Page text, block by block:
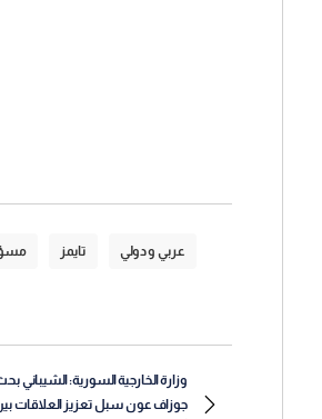
عربي و دولي تايمز
وزارة الخارجية السورية: الشيباني
جوزاف عون سبل تعزيز العلاقات